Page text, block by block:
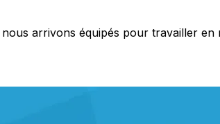
arrivons équipés pour travailler en